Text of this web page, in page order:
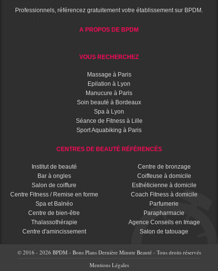
Professionnels, référencez gratuitement votre établissement sur BPDM.
A PROPOS DE BPDM
VOUS RECHERCHEZ
Massage à Paris
Epilation à Lyon
Manucure à Paris
Soin beauté à Bordeaux
Spa à Lyon
Séance de Fitness à Lille
Sport Aquabiking à Paris
CENTRES DE BEAUTÉ RÉFÉRENCÉS
Institut de beauté
Bar à ongles
Salon de coiffure
Centre Fitness / Remise en forme
Spa et Balnéo
Centre de bien-être
Thalassothérapie
Centre d'amincissement
Centre de bronzage
Coiffeuse à domicile
Esthéticienne à domicile
Coach Fitness à domicile
Parfumerie
Parapharmacie
Agence Conseils en Image
Salon de tatouage
© 2016 - 2026 BPDM - Bons Plans Dernière Minute Beauté - Tous droits réservés
Mentions Légales